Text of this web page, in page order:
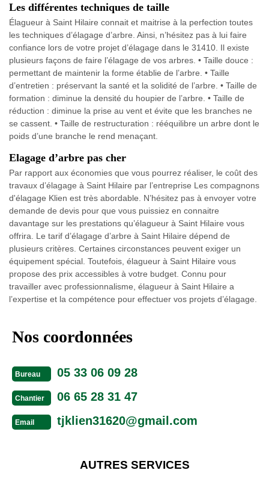
Les différentes techniques de taille
Élagueur à Saint Hilaire connait et maitrise à la perfection toutes
les techniques d’élagage d’arbre. Ainsi, n’hésitez pas à lui faire
confiance lors de votre projet d’élagage dans le 31410. Il existe
plusieurs façons de faire l’élagage de vos arbres. • Taille douce :
permettant de maintenir la forme établie de l’arbre. • Taille
d’entretien : préservant la santé et la solidité de l’arbre. • Taille de
formation : diminue la densité du houpier de l’arbre. • Taille de
réduction : diminue la prise au vent et évite que les branches ne
se cassent. • Taille de restructuration : rééquilibre un arbre dont le
poids d’une branche le rend menaçant.
Elagage d’arbre pas cher
Par rapport aux économies que vous pourrez réaliser, le coût des
travaux d’élagage à Saint Hilaire par l’entreprise Les compagnons
d'élagage Klien est très abordable. N’hésitez pas à envoyer votre
demande de devis pour que vous puissiez en connaitre
davantage sur les prestations qu’élagueur à Saint Hilaire vous
offrira. Le tarif d’élagage d’arbre à Saint Hilaire dépend de
plusieurs critères. Certaines circonstances peuvent exiger un
équipement spécial. Toutefois, élagueur à Saint Hilaire vous
propose des prix accessibles à votre budget. Connu pour
travailler avec professionnalisme, élagueur à Saint Hilaire a
l’expertise et la compétence pour effectuer vos projets d’élagage.
Nos coordonnées
Bureau 05 33 06 09 28
Chantier 06 65 28 31 47
Email tjklien31620@gmail.com
AUTRES SERVICES